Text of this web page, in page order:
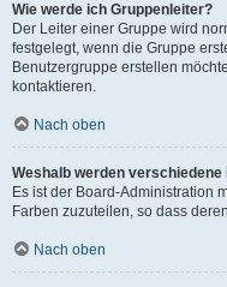
Wie werde ich Gruppenleiter?
Der Leiter einer Gruppe wird
festgelegt, wenn die Gruppe
Benutzergruppe erstellen
kontaktieren.
Nach oben
Weshalb werden
Es ist der Board-Administration
Farben zuzuteilen, so dass
Nach oben